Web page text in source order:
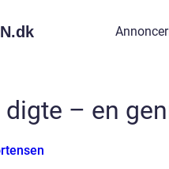
dk
digte – en